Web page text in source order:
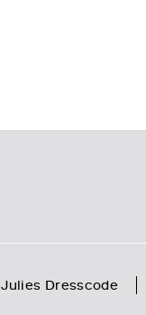
Julies Dresscode